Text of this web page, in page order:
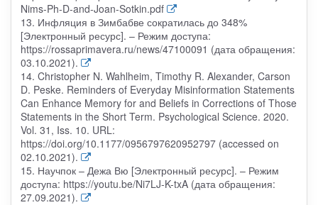
Nims-Ph-D-and-Joan-Sotkin.pdf
13. Инфляция в Зимбабве сократилась до 348%
[Электронный ресурс]. – Режим доступа:
https://rossaprimavera.ru/news/47100091 (дата обращения:
03.10.2021).
14. Christopher N. Wahlheim, Timothy R. Alexander, Carson
D. Peske. Reminders of Everyday Misinformation Statements
Can Enhance Memory for and Beliefs in Corrections of Those
Statements in the Short Term. Psychological Science. 2020.
Vol. 31, Iss. 10. URL:
https://doi.org/10.1177/0956797620952797 (accessed on
02.10.2021).
15. Научпок – Дежа Вю [Электронный ресурс]. – Режим
доступа: https://youtu.be/Ni7LJ-K-txA (дата обращения:
27.09.2021).